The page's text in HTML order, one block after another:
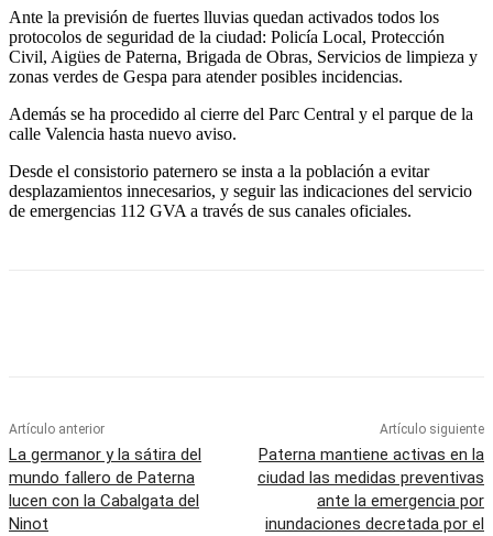
Ante la previsión de fuertes lluvias quedan activados todos los
protocolos de seguridad de la ciudad: Policía Local, Protección
Civil, Aigües de Paterna, Brigada de Obras, Servicios de limpieza y
zonas verdes de Gespa para atender posibles incidencias.
Además se ha procedido al cierre del Parc Central y el parque de la
calle Valencia hasta nuevo aviso.
Desde el consistorio paternero se insta a la población a evitar
desplazamientos innecesarios, y seguir las indicaciones del servicio
de emergencias 112 GVA a través de sus canales oficiales.
Artículo anterior
La germanor y la sátira del
mundo fallero de Paterna
lucen con la Cabalgata del
Ninot
Artículo siguiente
Paterna mantiene activas en la
ciudad las medidas preventivas
ante la emergencia por
inundaciones decretada por el